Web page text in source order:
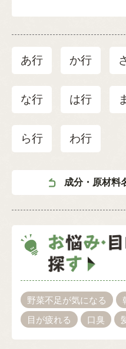
あ行 か行
な行 は行
ら行 わ行
成分・原材料
野菜不足が気になる
目が疲れる
口臭